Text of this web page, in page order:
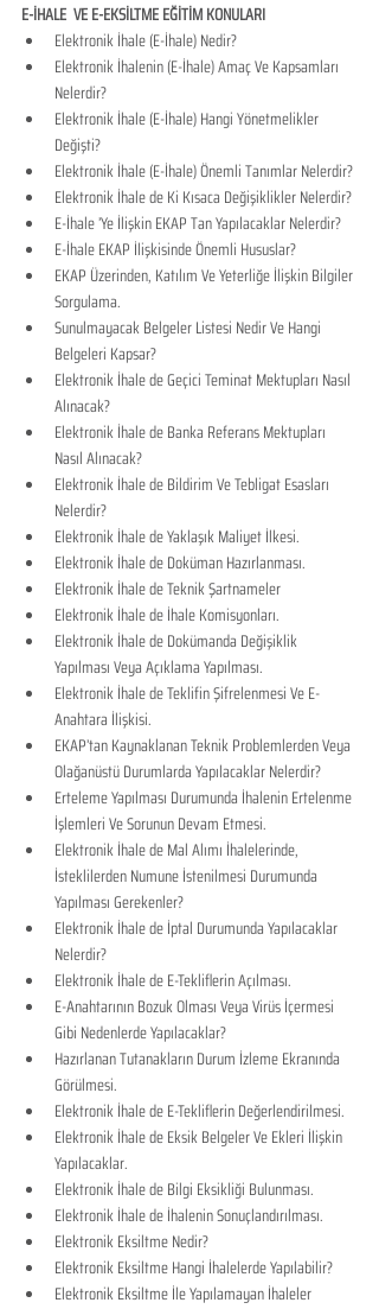
E-İHALE  VE E-EKSİLTME EĞİTİM KONULARI​
​Elektronik İhale (E-İhale) Nedir?
Elektronik İhalenin (E-İhale) Amaç Ve Kapsamları
Nelerdir?
Elektronik İhale (E-İhale) Hangi Yönetmelikler
Değişti?
Elektronik İhale (E-İhale) Önemli Tanımlar Nelerdir?
Elektronik İhale de Ki Kısaca Değişiklikler Nelerdir?
E-İhale ’Ye İlişkin EKAP Tan Yapılacaklar Nelerdir?
E-İhale EKAP İlişkisinde Önemli Hususlar?
EKAP Üzerinden, Katılım Ve Yeterliğe İlişkin Bilgiler
Sorgulama.
Sunulmayacak Belgeler Listesi Nedir Ve Hangi
Belgeleri Kapsar?
Elektronik İhale de Geçici Teminat Mektupları Nasıl
Alınacak?
Elektronik İhale de Banka Referans Mektupları
Nasıl Alınacak?
Elektronik İhale de Bildirim Ve Tebligat Esasları
Nelerdir?
Elektronik İhale de Yaklaşık Maliyet İlkesi.
Elektronik İhale de Doküman Hazırlanması.
Elektronik İhale de Teknik Şartnameler
Elektronik İhale de İhale Komisyonları.
Elektronik İhale de Dokümanda Değişiklik
Yapılması Veya Açıklama Yapılması.
Elektronik İhale de Teklifin Şifrelenmesi Ve E-
Anahtara İlişkisi.
EKAP’tan Kaynaklanan Teknik Problemlerden Veya
Olağanüstü Durumlarda Yapılacaklar Nelerdir?
Erteleme Yapılması Durumunda İhalenin Ertelenme
İşlemleri Ve Sorunun Devam Etmesi.
Elektronik İhale de Mal Alımı İhalelerinde,
İsteklilerden Numune İstenilmesi Durumunda
Yapılması Gerekenler?
Elektronik İhale de İptal Durumunda Yapılacaklar
Nelerdir?
Elektronik İhale de E-Tekliflerin Açılması.
E-Anahtarının Bozuk Olması Veya Virüs İçermesi
Gibi Nedenlerde Yapılacaklar?
Hazırlanan Tutanakların Durum İzleme Ekranında
Görülmesi.
Elektronik İhale de E-Tekliflerin Değerlendirilmesi.
Elektronik İhale de Eksik Belgeler Ve Ekleri İlişkin
Yapılacaklar.
Elektronik İhale de Bilgi Eksikliği Bulunması.
Elektronik İhale de İhalenin Sonuçlandırılması.
Elektronik Eksiltme Nedir?
Elektronik Eksiltme Hangi İhalelerde Yapılabilir?
Elektronik Eksiltme İle Yapılamayan İhaleler